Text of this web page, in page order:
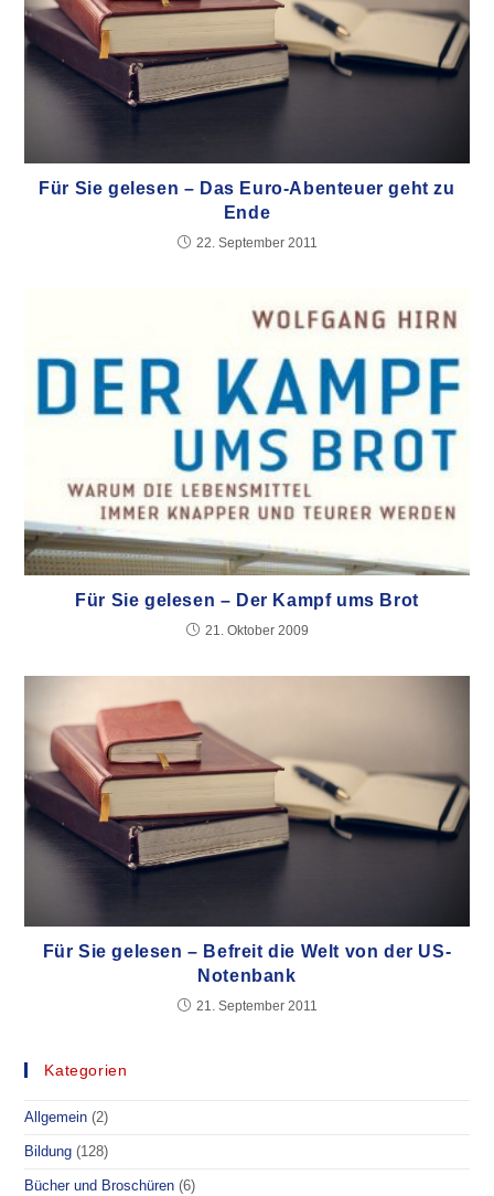
Für Sie gelesen – Das Euro-Abenteuer geht zu
Ende
22. September 2011
Für Sie gelesen – Der Kampf ums Brot
21. Oktober 2009
Für Sie gelesen – Befreit die Welt von der US-
Notenbank
21. September 2011
Kategorien
Allgemein (2)
Bildung (128)
Bücher und Broschüren (6)